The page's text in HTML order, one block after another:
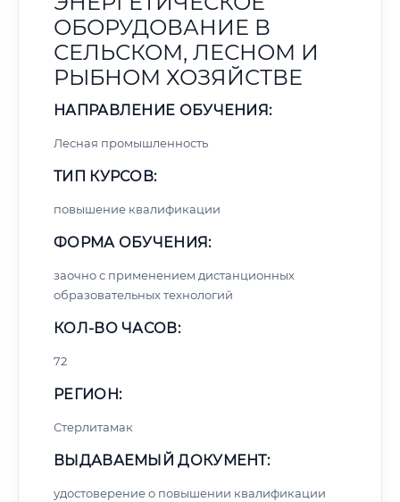
ОБОРУДОВАНИЕ В
СЕЛЬСКОМ, ЛЕСНОМ И
РЫБНОМ ХОЗЯЙСТВЕ
НАПРАВЛЕНИЕ ОБУЧЕНИЯ:
Лесная промышленность
ТИП КУРСОВ:
повышение квалификации
ФОРМА ОБУЧЕНИЯ:
заочно с применением дистанционных
образовательных технологий
КОЛ-ВО ЧАСОВ:
72
РЕГИОН:
Стерлитамак
ВЫДАВАЕМЫЙ ДОКУМЕНТ:
удостоверение о повышении квалификации